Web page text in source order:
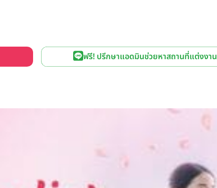
ฟรี! ปรึกษาแอดมินช่วยหาสถานที่แต่งงาน